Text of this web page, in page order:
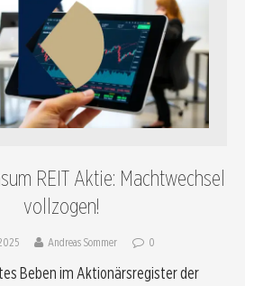
REIT Aktie: Machtwechsel
vollzogen!
Andreas Sommer 0
Beben im Aktionärsregister der